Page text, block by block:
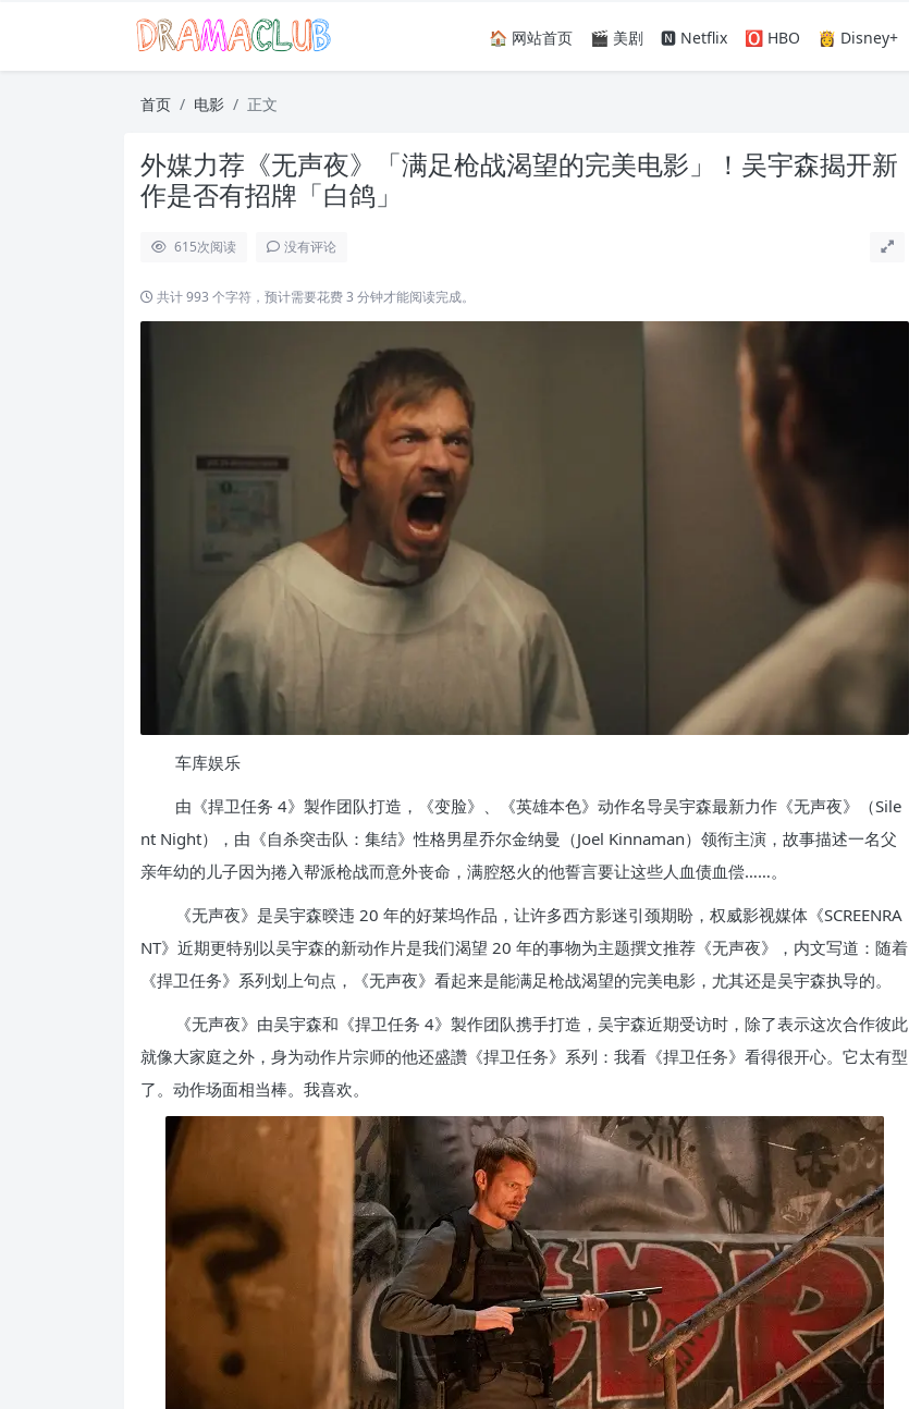
🏠 网站首页 🎬 美剧 🅽 Netflix 🅾️ HBO 👸 Disney+
首页 电影 正文
外媒力荐《无声夜》「满足枪战渴望的完美电影」！吴宇森揭开新
作是否有招牌「白鸽」
615次阅读 没有评论
共计 993 个字符，预计需要花费 3 分钟才能阅读完成。
车库娱乐
由《捍卫任务 4》製作团队打造，《变脸》、《英雄本色》动作名导吴宇森最新力作《无声夜》（Sile
nt Night），由《自杀突击队：集结》性格男星乔尔金纳曼（Joel Kinnaman）领衔主演，故事描述一名父
亲年幼的儿子因为捲入帮派枪战而意外丧命，满腔怒火的他誓言要让这些人血债血偿……。
《无声夜》是吴宇森暌违 20 年的好莱坞作品，让许多西方影迷引颈期盼，权威影视媒体《SCREENRA
NT》近期更特别以吴宇森的新动作片是我们渴望 20 年的事物为主题撰文推荐《无声夜》，内文写道：随着
《捍卫任务》系列划上句点，《无声夜》看起来是能满足枪战渴望的完美电影，尤其还是吴宇森执导的。
《无声夜》由吴宇森和《捍卫任务 4》製作团队携手打造，吴宇森近期受访时，除了表示这次合作彼此
就像大家庭之外，身为动作片宗师的他还盛讚《捍卫任务》系列：我看《捍卫任务》看得很开心。它太有型
了。动作场面相当棒。我喜欢。